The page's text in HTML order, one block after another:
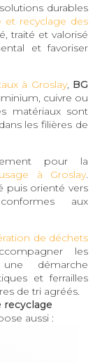
durables
et recyclage des
traité et valorisé
et favoriser
à Groslay, BG
cuivre ou
matériaux sont
les filières de
pour la
à Groslay.
puis orienté vers
aux
de déchets
les
démarche
et ferrailles
de tri agréés.
aussi :